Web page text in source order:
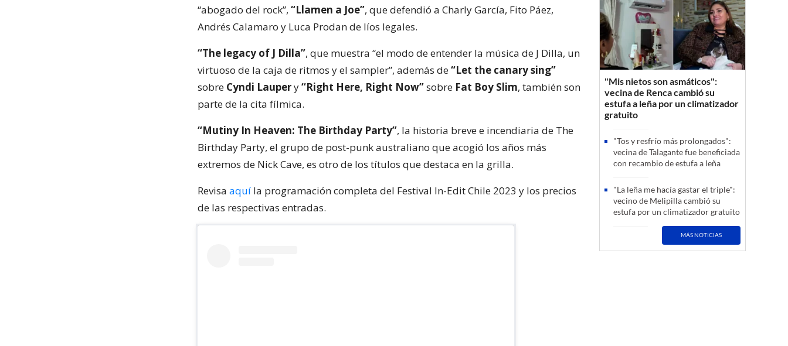
“abogado del rock”, “Llamen a Joe”, que defendió a Charly García, Fito Páez,
Andrés Calamaro y Luca Prodan de líos legales.
“The legacy of J Dilla”, que muestra “el modo de entender la música de J Dilla, un
virtuoso de la caja de ritmos y el sampler”, además de“Let the canary sing”
sobre Cyndi Laupery“Right Here, Right Now”sobre Fat Boy Slim, también son
parte de la cita fílmica.
“Mutiny In Heaven: The Birthday Party”, la historia breve e incendiaria de The
Birthday Party, el grupo de post-punk australiano que acogió los años más
extremos de Nick Cave, es otro de los títulos que destaca en la grilla.
Revisa aquí la programación completa del Festival In-Edit Chile 2023 y los precios
de las respectivas entradas.
"Mis nietos son asmáticos":
vecina de Renca cambió su
estufa a leña por un climatizador
gratuito
"Tos y resfrío más prolongados":
vecina de Talagante fue beneficiada
con recambio de estufa a leña
"La leña me hacía gastar el triple":
vecino de Melipilla cambió su
estufa por un climatizador gratuito
MÁS NOTICIAS